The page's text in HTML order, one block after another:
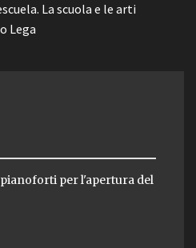
La scuola e le arti
Lega
pianoforti per l'apertura del